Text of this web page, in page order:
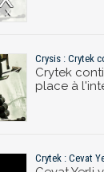
Crysis : Crytek
Crytek
place à
Crytek : Cevat